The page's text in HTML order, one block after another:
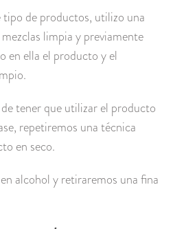
tipo de productos, utilizo una
limpia y previamente
en ella el producto y el
tener que utilizar el producto
repetiremos una técnica
en seco.
alcohol y retiraremos una fina